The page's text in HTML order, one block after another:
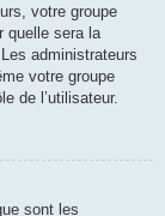
votre groupe
quelle sera la
administrateurs
votre groupe
de l’utilisateur.
sont les